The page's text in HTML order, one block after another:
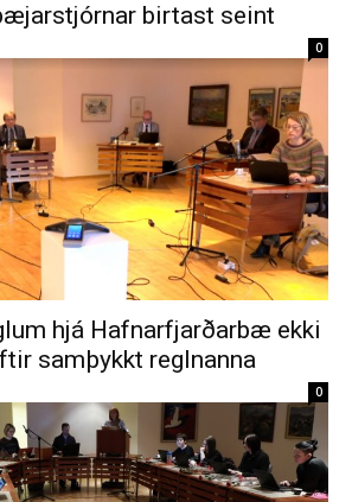
birtast seint
0
hjá Hafnarfjarðarbæ ekki
samþykkt reglnanna
0